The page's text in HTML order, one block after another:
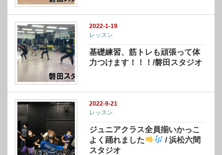
2022-1-19
レッスン
基礎練習、筋トレも頑張って体
力つけます！！！/磐田スタジオ
2022-9-21
レッスン
ジュニアクラス全員揃いかっこ
よく踊れました
/ 浜松六間
スタジオ